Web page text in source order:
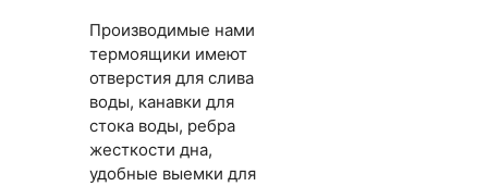
Производимые нами
термоящики имеют
отверстия для слива
воды, канавки для
стока воды, ребра
жесткости дна,
удобные выемки для